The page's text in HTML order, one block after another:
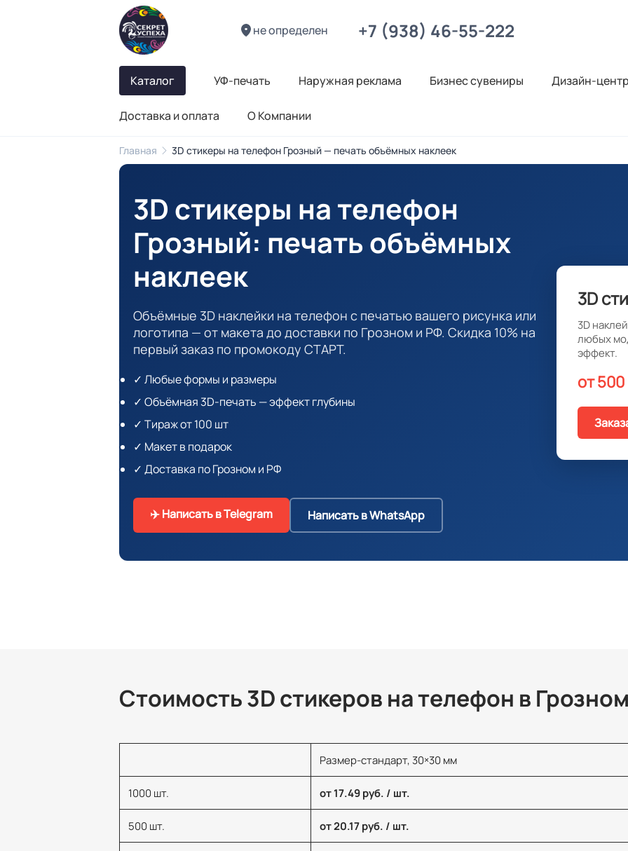
не определен +7 (938) 46-55-222
Каталог УФ-печать Наружная реклама Бизнес сувениры Дизайн-
Доставка и оплата О Компании
Главная 3D стикеры на телефон Грозный — печать объёмных наклеек
3D стикеры на телефон
Грозный: печать объёмных
наклеек
Объёмные 3D наклейки на телефон с печатью вашего рисунка или
логотипа — от макета до доставки по Грозном и РФ. Скидка 10% на
первый заказ по промокоду СТАРТ.
✓ Любые формы и размеры
✓ Объёмная 3D-печать — эффект глубины
✓ Тираж от 100 шт
✓ Макет в подарок
✓ Доставка по Грозном и РФ
✈️ Написать в Telegram Написать в WhatsApp
3D
3D
любых
эффект.
от
Стоимость 3D стикеров на телефон в
Размер-стандарт, 30×30 мм
1000 шт. от 17.49 руб. / шт.
500 шт. от 20.17 руб. / шт.